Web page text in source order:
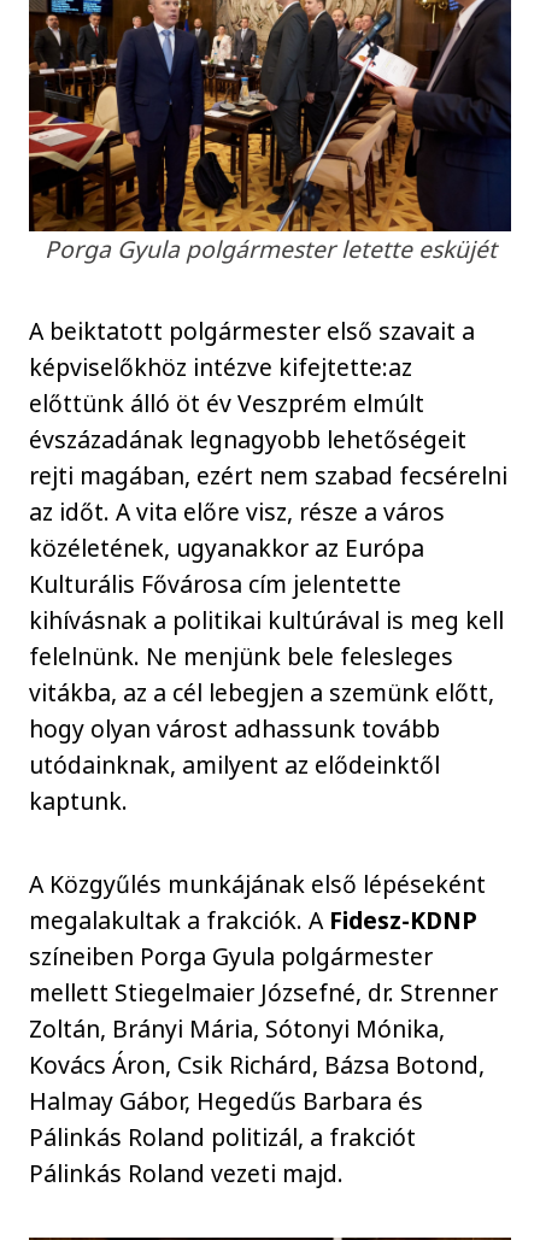
Porga Gyula polgármester letette esküjét
A beiktatott polgármester első szavait a
képviselőkhöz intézve kifejtette:az
előttünk álló öt év Veszprém elmúlt
évszázadának legnagyobb lehetőségeit
rejti magában, ezért nem szabad fecsérelni
az időt. A vita előre visz, része a város
közéletének, ugyanakkor az Európa
Kulturális Fővárosa cím jelentette
kihívásnak a politikai kultúrával is meg kell
felelnünk. Ne menjünk bele felesleges
vitákba, az a cél lebegjen a szemünk előtt,
hogy olyan várost adhassunk tovább
utódainknak, amilyent az elődeinktől
kaptunk.
A Közgyűlés munkájának első lépéseként
megalakultak a frakciók. A Fidesz-KDNP
színeiben Porga Gyula polgármester
mellett Stiegelmaier Józsefné, dr. Strenner
Zoltán, Brányi Mária, Sótonyi Mónika,
Kovács Áron, Csik Richárd, Bázsa Botond,
Halmay Gábor, Hegedűs Barbara és
Pálinkás Roland politizál, a frakciót
Pálinkás Roland vezeti majd.